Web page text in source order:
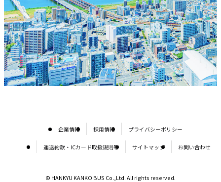
企業情報 採用情報 プライバシーポリシー
運送約款・ICカード取扱規則等 サイトマップ お問い合わせ
© HANKYU KANKO BUS Co.,Ltd. All rights reserved.